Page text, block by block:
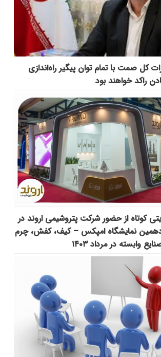
کل صمت با تمام توان پیگیر راه‌اندازی
راکد خواهند بود
کوتاه از حضور شرکت پتروشیمی اروند در
نمایشگاه امپکس‌ – کیف، کفش، چرم
وابسته در مرداد ۱۴۰۳